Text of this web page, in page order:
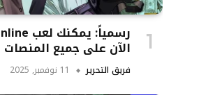
الآن على جميع المنصات
فريق التحرير 11 نوفمبر, 2025